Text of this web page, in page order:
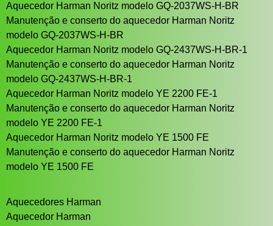
Aquecedor Harman Noritz modelo GQ-2037WS-H-BR
Manutenção e conserto do aquecedor Harman Noritz
modelo GQ-2037WS-H-BR
Aquecedor Harman Noritz modelo GQ-2437WS-H-BR-1
Manutenção e conserto do aquecedor Harman Noritz
modelo GQ-2437WS-H-BR-1
Aquecedor Harman Noritz modelo YE 2200 FE-1
Manutenção e conserto do aquecedor Harman Noritz
modelo YE 2200 FE-1
Aquecedor Harman Noritz modelo YE 1500 FE
Manutenção e conserto do aquecedor Harman Noritz
modelo YE 1500 FE
Aquecedores Harman
Aquecedor Harman